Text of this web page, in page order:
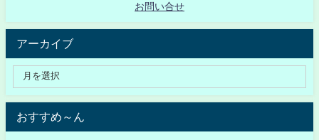
お問い合せ
アーカイブ
おすすめ～ん